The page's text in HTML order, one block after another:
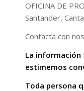
OFICINA DE
Santander,
Contacta con
La
estimemos
Toda persona